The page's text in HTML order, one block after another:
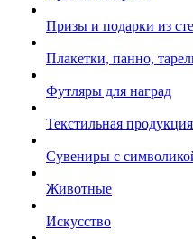
Призы и подарки из
Плакетки, панно,
Футляры для наград
Текстильная продукция
Сувениры с
Животные
Искусство